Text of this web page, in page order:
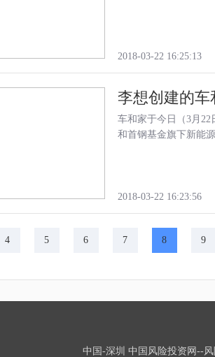
2018-03-22 16:25:13
李想创建的
车和家于今日（3月
和首钢基金旗下新能
2018-03-22 16:23:56
4 5 6 7 8 9
中国-深圳 中国风险投资网--